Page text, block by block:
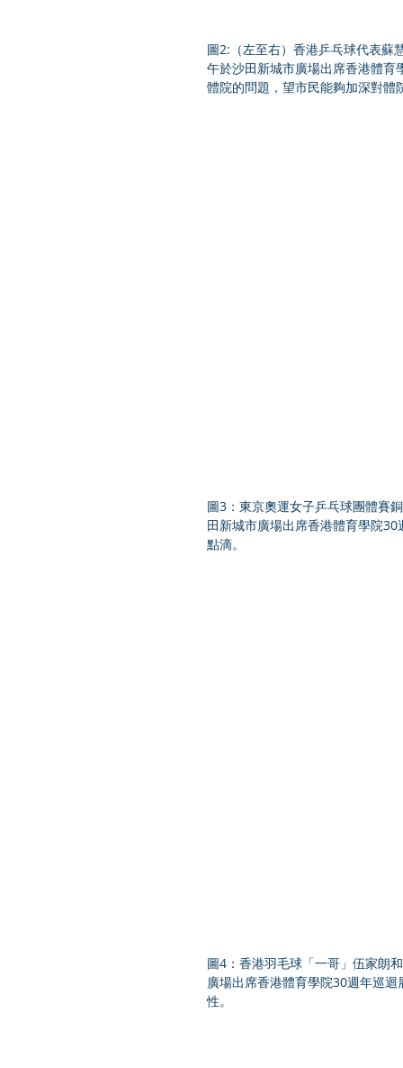
圖2:（左至右）香港乒乓球代表蘇
午於沙田新城市廣場出席香港體
體院的問題，望市民能夠加深對體
圖3：東京奧運女子乒乓球團體賽
田新城市廣場出席香港體育學院
點滴。
圖4：香港羽毛球「一哥」伍家朗
廣場出席香港體育學院30週年巡
性。